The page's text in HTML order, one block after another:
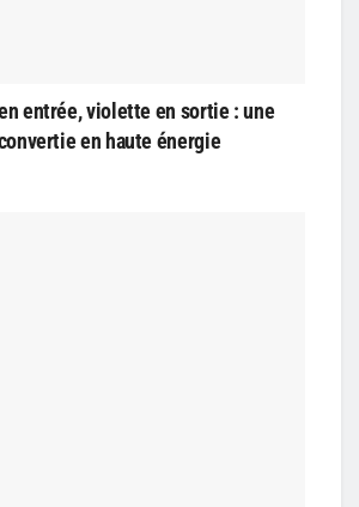
entrée, violette en sortie : une
en haute énergie